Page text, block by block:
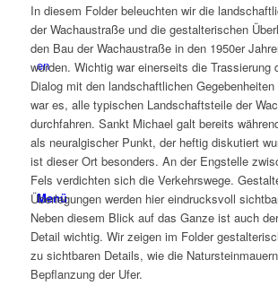
en
Menü
In diesem Folder beleuchten wir die
der Wachaustraße und die gestalterischen
den Bau der Wachaustraße in den 1950er
wurden. Wichtig war einerseits die Trassierung
Dialog mit den landschaftlichen
war es, alle typischen Landschaftsteile der
durchfahren. Sankt Michael galt bereits
als neuralgischer Punkt, der heftig diskutiert
ist dieser Ort besonders. An der Engstelle
Fels verdichten sich die Verkehrswege.
Überlegungen werden hier eindrucksvoll
Neben diesem Blick auf das Ganze ist auch
Detail wichtig. Wir zeigen im Folder
zu sichtbaren Details, wie die
Bepflanzung der Ufer.